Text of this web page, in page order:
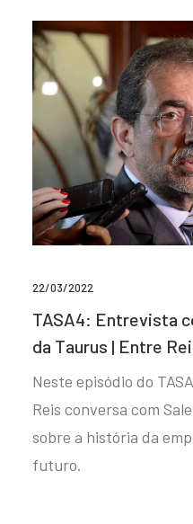
22/03/2022
TASA4: Entrevista
da Taurus | Entre
Neste episódio do
Reis conversa com
sobre a história da
futuro.